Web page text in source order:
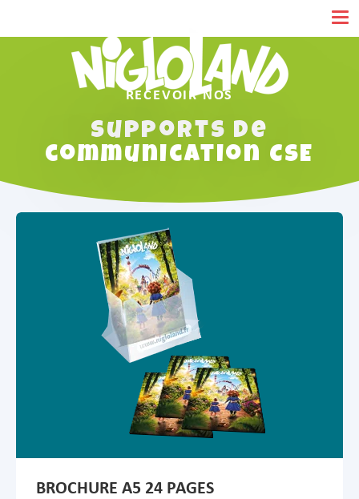
RECEVOIR NOS
Supports de
communication CSE
BROCHURE A5 24 PAGES